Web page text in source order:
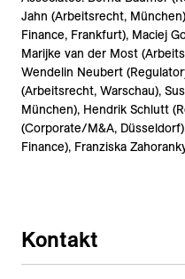
Jahn (Arbeitsrecht,
Finance, Frankfurt), Maciej
Marijke van der Most
Wendelin Neubert
(Arbeitsrecht, Warschau),
München), Hendrik Schlutt
(Corporate/M&A,
Finance), Franziska
Kontakt